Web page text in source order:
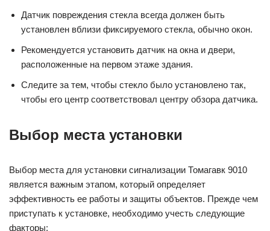
Датчик повреждения стекла всегда должен быть
установлен вблизи фиксируемого стекла, обычно окон.
Рекомендуется установить датчик на окна и двери,
расположенные на первом этаже здания.
Следите за тем, чтобы стекло было установлено так,
чтобы его центр соответствовал центру обзора датчика.
Выбор места установки
Выбор места для установки сигнализации Томагавк 9010
является важным этапом, который определяет
эффективность ее работы и защиты объектов. Прежде чем
приступать к установке, необходимо учесть следующие
факторы: